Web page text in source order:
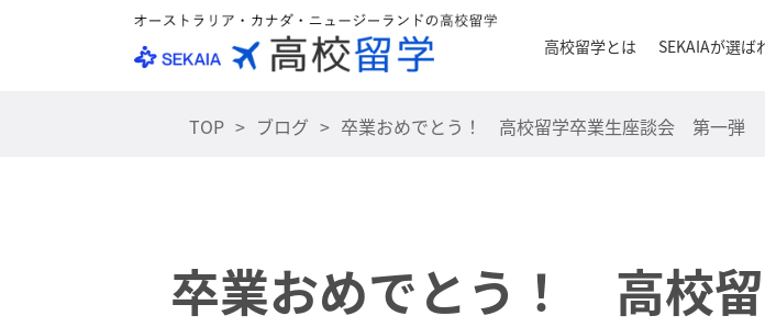
高校留学とは SEKAIAが選ば
TOP ブログ 卒業おめでとう！ 高校留学卒業生座談会 第一弾
卒業おめでとう！ 高校